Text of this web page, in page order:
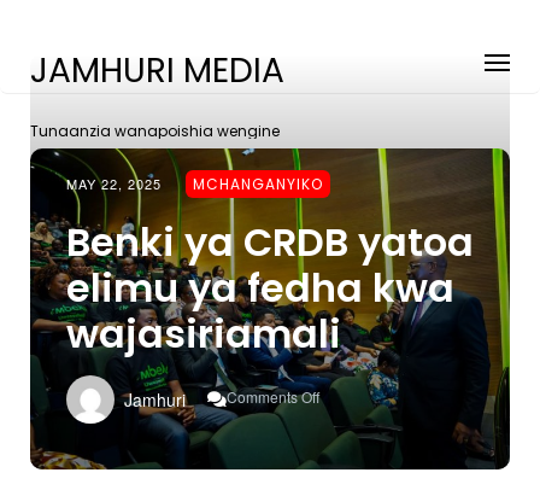
JAMHURI MEDIA
Tunaanzia wanapoishia wengine
MAY 22, 2025 MCHANGANYIKO
Benki ya CRDB yatoa
elimu ya fedha kwa
wajasiriamali
Jamhuri Comments Off
On
Benki
Ya
CRDB